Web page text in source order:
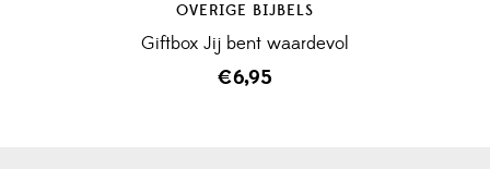
OVERIGE BIJBELS
Giftbox Jij bent waardevol
€6,95